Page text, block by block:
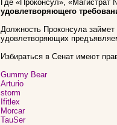
Где «Проконсул»,
удовлетворяющего
Должность Проконсула
удовлетворяющих
Избираться в Сенат имеют
Gummy Bear
Arturio
storm
Ifitlex
Morcar
TauSer